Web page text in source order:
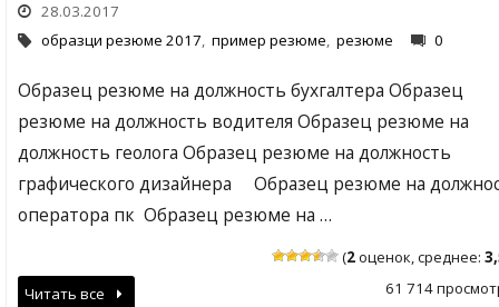
28.03.2017
образци резюме 2017, пример резюме, резюме 0
Образец резюме на должность бухгалтера Образец
резюме на должность водителя Образец резюме на
должность геолога Образец резюме на должность
графического дизайнера Образец резюме на
оператора пк Образец резюме на …
(2оценок, среднее:
61 714
Читать все